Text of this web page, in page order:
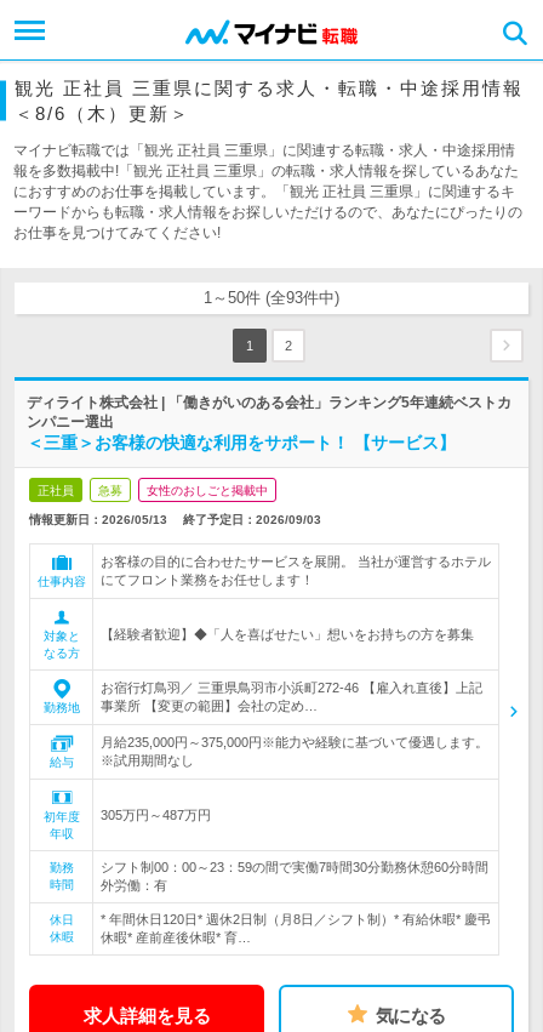
観光 正社員 三重県に関する求人・転職・中途採用情報
＜8/6（木）更新＞
マイナビ転職では「観光 正社員 三重県」に関連する転職・求人・中途採用情
報を多数掲載中!「観光 正社員 三重県」の転職・求人情報を探しているあなた
におすすめのお仕事を掲載しています。「観光 正社員 三重県」に関連するキ
ーワードからも転職・求人情報をお探しいただけるので、あなたにぴったりの
お仕事を見つけてみてください!
1～50件 (全93件中)
1 2
ディライト株式会社 | 「働きがいのある会社」ランキング5年連続ベストカ
ンパニー選出
＜三重＞お客様の快適な利用をサポート！ 【サービス】
正社員 急募 女性のおしごと掲載中
情報更新日：2026/05/13 終了予定日： 2026/09/03
仕事内容
お客様の目的に合わせたサービスを展開。 当社が運営するホテル
にてフロント業務をお任せします！
対象と
なる方
【経験者歓迎】◆「人を喜ばせたい」想いをお持ちの方を募集
勤務地
お宿行灯鳥羽／ 三重県鳥羽市小浜町272-46 【雇入れ直後】上記
事業所 【変更の範囲】会社の定め…
給与
月給235,000円～375,000円※能力や経験に基づいて優遇します。
※試用期間なし
初年度
年収
305万円～487万円
勤務
時間
シフト制00：00～23：59の間で実働7時間30分勤務休憩60分時間
外労働：有
休日
休暇
* 年間休日120日* 週休2日制（月8日／シフト制）* 有給休暇* 慶弔
休暇* 産前産後休暇* 育…
求人詳細を見る 気になる